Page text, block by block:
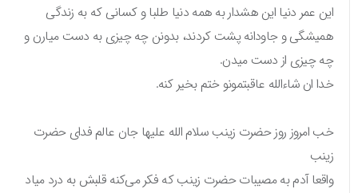
این عمر دنیا این هشدار به همه دنیا طلبا و کسانی که به زندگی
همیشگی و جاودانه پشت کردند، بدونن چه چیزی به دست میارن و
چه چیزی از دست میدن.
خدا ان شاءالله عاقبتمونو ختم بخیر کنه.
خب امروز روز حضرت زینب سلام الله علیها جان عالم فدای حضرت
زینب
واقعا آدم به مصیبات حضرت زینب که فکر می‌کنه قلبش به درد میاد